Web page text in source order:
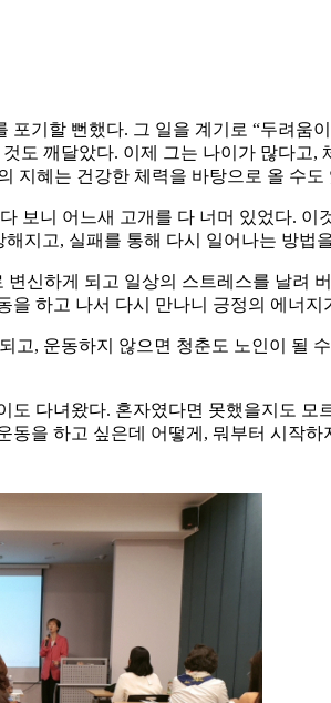
기할 뻔했다. 그 일을 계기로 “두려움
도 깨달았다. 이제 그는 나이가 많다고
지혜는 건강한 체력을 바탕으로 올 수도
보니 어느새 고개를 다 너머 있었다. 이
지고, 실패를 통해 다시 일어나는 방법
신하게 되고 일상의 스트레스를 날려
하고 나서 다시 만나니 긍정의 에너
, 운동하지 않으면 청춘도 노인이 될
다녀왔다. 혼자였다면 못했을지도
을 하고 싶은데 어떻게, 뭐부터 시작